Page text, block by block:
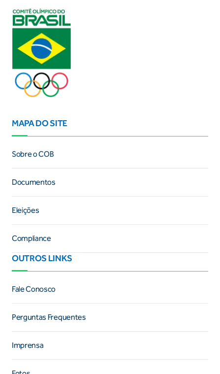
MAPA DO SITE
Sobre o COB
Documentos
Eleições
Compliance
OUTROS LINKS
Fale Conosco
Perguntas Frequentes
Imprensa